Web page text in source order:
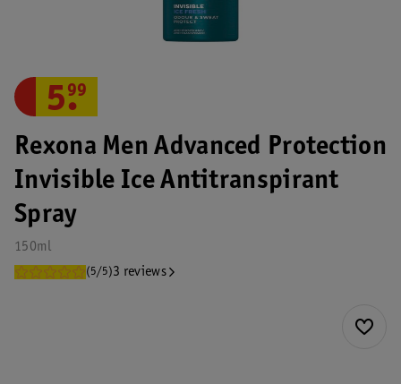
Rexona Men Advanced Protection
Invisible Ice Antitranspirant
Spray
150ml
(5/5)3 reviews
5.
99